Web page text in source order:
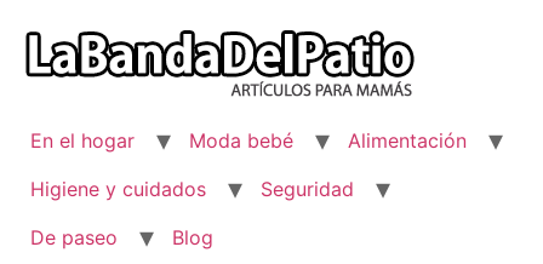
contenido
En el hogar Moda bebé
Alimentación
Higiene y cuidados
Seguridad
De paseo
Blog